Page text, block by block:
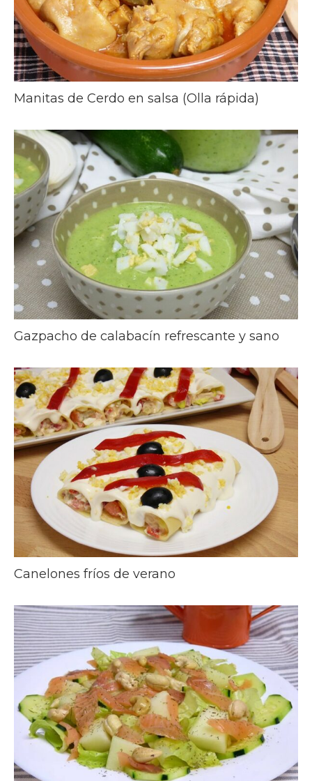
Manitas de Cerdo en salsa (Olla rápida)
Gazpacho de calabacín refrescante y sano
Canelones fríos de verano